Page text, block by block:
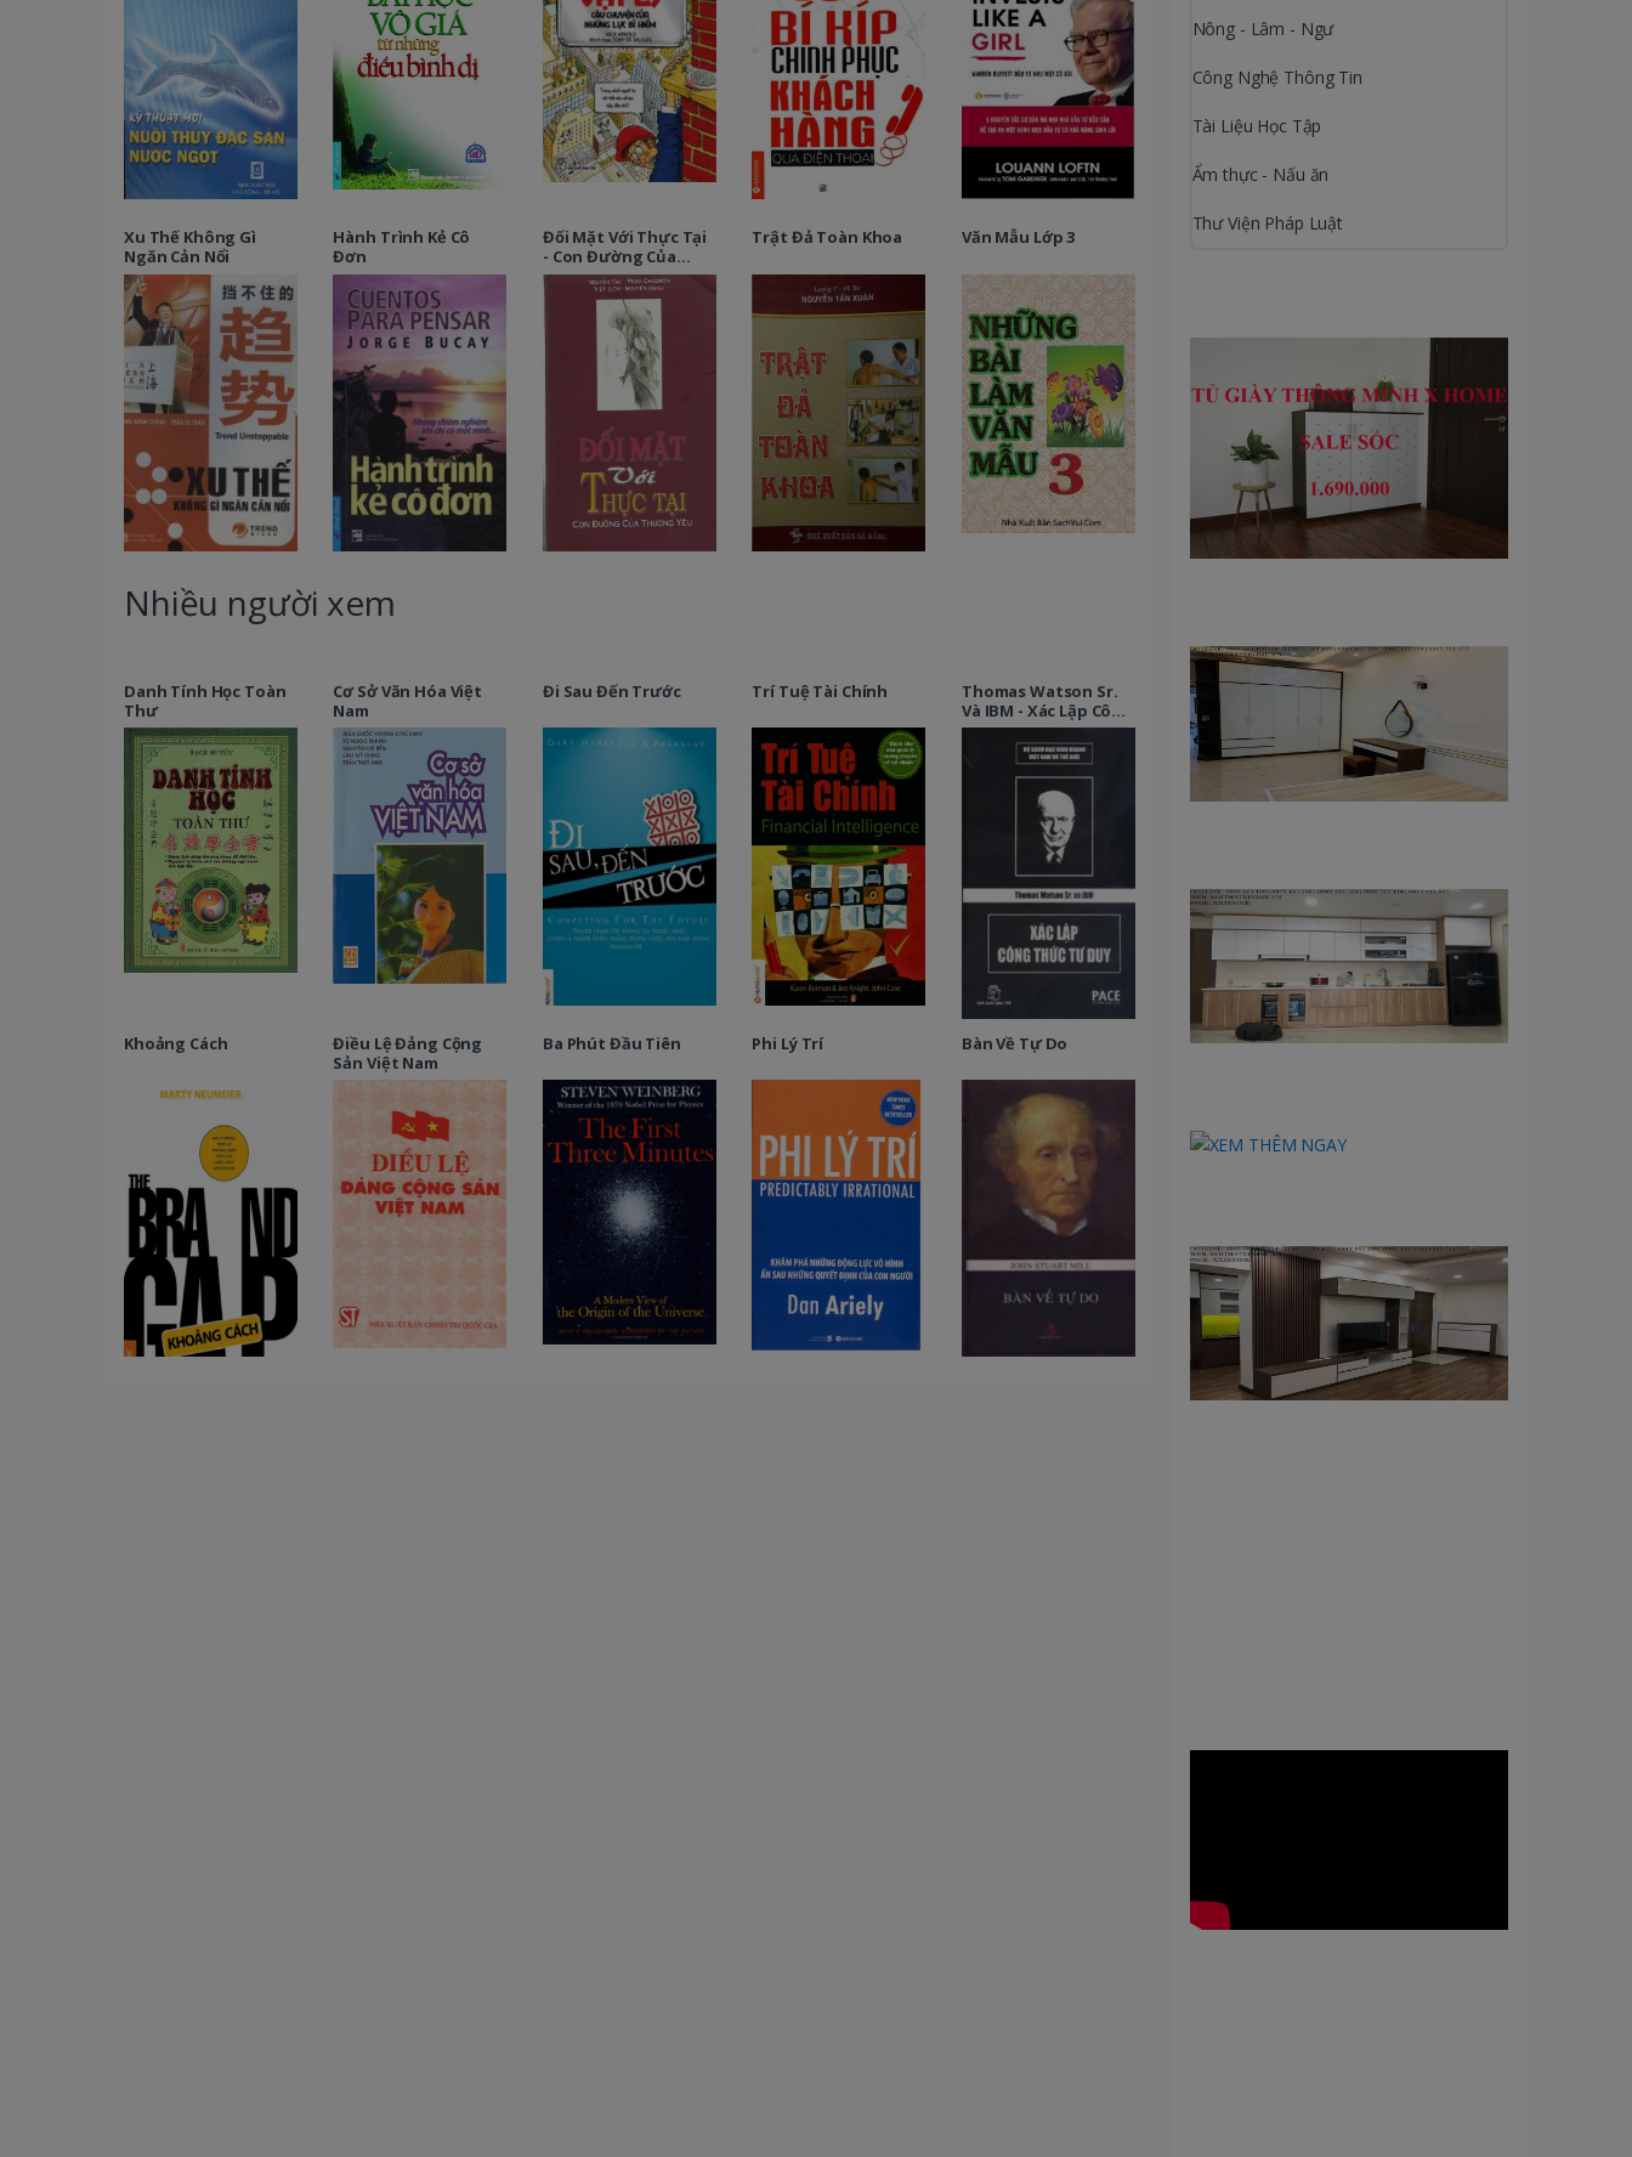
Xu Thế Không Gì
Ngăn Cản Nổi
Hành Trình Kẻ Cô
Đơn
Đối Mặt Với Thực Tại
- Con Đường Của
Thương Yêu
Trật Đả Toàn Khoa Văn Mẫu Lớp 3
Nhiều người xem
Danh Tính Học Toàn
Thư
Cơ Sở Văn Hóa Việt
Nam
Đi Sau Đến Trước Trí Tuệ Tài Chính
Thomas Watson Sr.
Và IBM - Xác Lập Công
Thức Tư Duy
Khoảng Cách
Điều Lệ Đảng Cộng
Sản Việt Nam
Ba Phút Đầu Tiên Phi Lý Trí Bàn Về Tự Do
Nông - Lâm - Ngư
Công Nghệ Thông Tin
Tài Liệu Học Tập
Ẩm thực - Nấu ăn
Thư Viện Pháp Luật